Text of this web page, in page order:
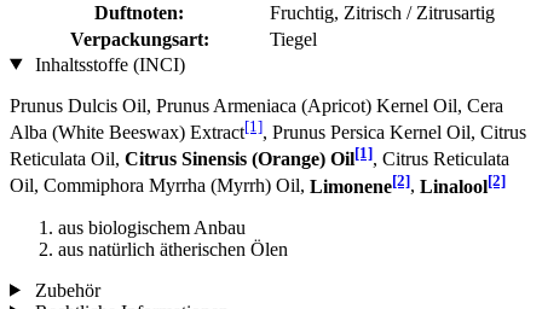
Duftnoten:
Fruchtig, Zitrisch / Zitrusartig
Verpackungsart:
Tiegel
Inhaltsstoffe (INCI)
Prunus Dulcis Oil, Prunus Armeniaca (Apricot) Kernel Oil, Cera
Alba (White Beeswax) Extract[1], Prunus Persica Kernel Oil, Citrus
Reticulata Oil, Citrus Sinensis (Orange) Oil[1], Citrus Reticulata
Oil, Commiphora Myrrha (Myrrh) Oil, Limonene[2], Linalool[2]
aus biologischem Anbau
aus natürlich ätherischen Ölen
Zubehör